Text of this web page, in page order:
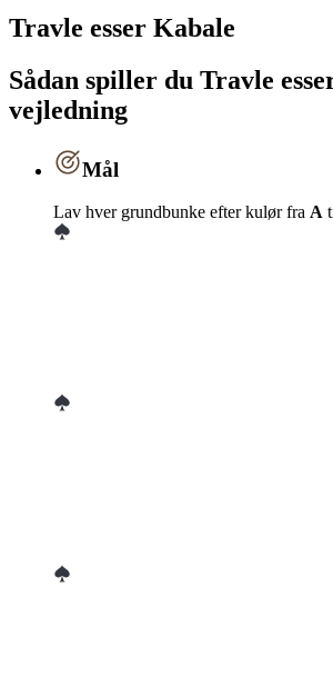
Travle esser Kabale
Sådan spiller du Travle
vejledning
Mål
Lav hver grundbunke efter kulør fra A